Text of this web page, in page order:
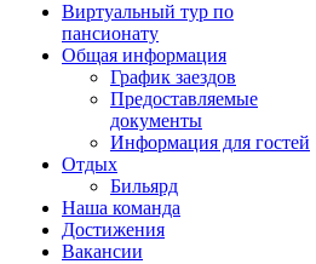
Виртуальный тур по
пансионату
Общая информация
График заездов
Предоставляемые
документы
Информация для гостей
Отдых
Бильярд
Наша команда
Достижения
Вакансии